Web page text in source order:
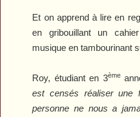
Et on apprend à lire en
en gribouillant un
musique en tambourinant
Roy, étudiant en 3ème
est censés réaliser une
personne ne nous a